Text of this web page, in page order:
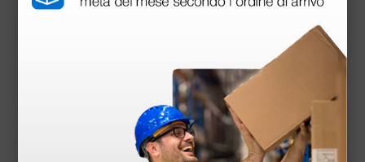
1 pz.